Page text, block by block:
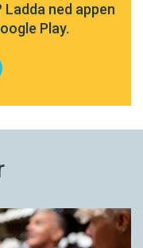
ned appen
Play.